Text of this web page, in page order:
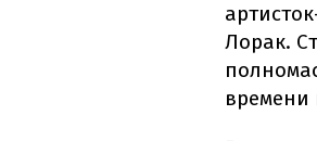
Лорак.
времени